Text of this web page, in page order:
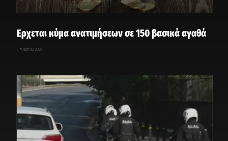
Ερχεται κύμα ανατιμήσεων σε 150 βασικά αγαθά
3 Μαρτίου, 2026